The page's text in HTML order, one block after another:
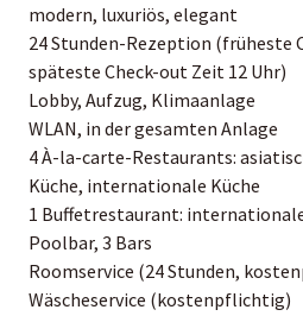
modern, luxuriös, elegant
24 Stunden-Rezeption (früheste
späteste Check-out Zeit 12 Uhr)
Lobby, Aufzug, Klimaanlage
WLAN, in der gesamten Anlage
4 À-la-carte-Restaurants:
Küche, internationale Küche
1 Buffetrestaurant:
Poolbar, 3 Bars
Roomservice (24 Stunden,
Wäscheservice (kostenpflichtig)